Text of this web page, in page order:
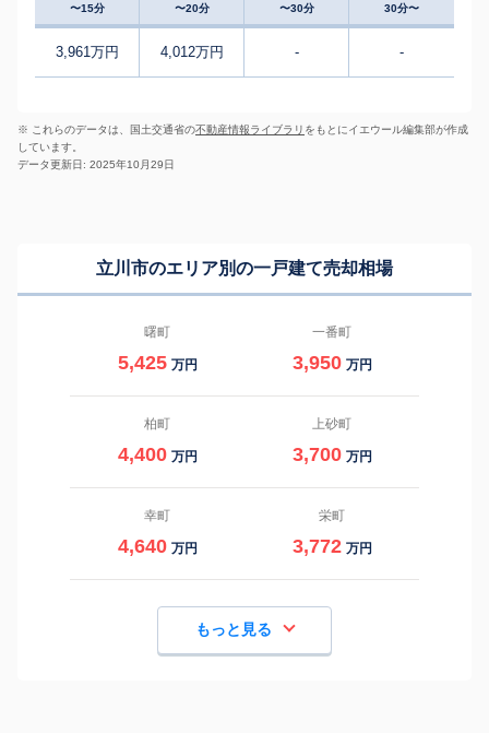
〜15分 〜20分 〜30分 30分〜
3,961万円 4,012万円 - -
※ これらのデータは、国土交通省の不動産情報ライブラリ をもとにイエウール編集部が作成
しています。
データ更新日: 2025年10月29日
立川市のエリア別の一戸建て売却相場
曙町
5,425 万円
一番町
3,950 万円
柏町
4,400 万円
上砂町
3,700 万円
幸町
4,640 万円
栄町
3,772 万円
もっと見る